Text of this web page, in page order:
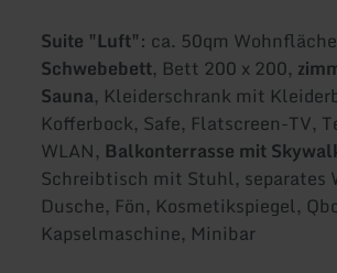
Suite "Luft": ca. 50qm
Schwebebett, Bett 200 x 200,
Sauna, Kleiderschrank mit
Kofferbock, Safe, Flatscreen-TV,
WLAN, Balkonterrasse mit
Schreibtisch mit Stuhl, separates
Dusche, Fön, Kosmetikspiegel,
Kapselmaschine, Minibar